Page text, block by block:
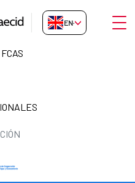
EN-GB
FCAS